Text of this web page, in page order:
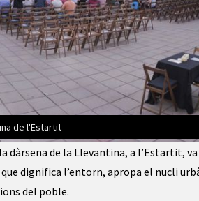
de l'Estartit
de la Llevantina de l'Estartit
dàrsena de la Llevantina, a l’Estartit,
que dignifica l’entorn, apropa el nucli
del poble.